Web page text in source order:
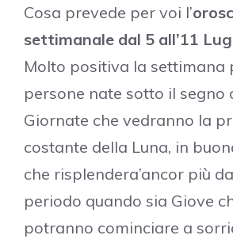
Cosa prevede per voi l’
settimanale dal 5 all’11
Molto positiva la settimana
persone nate sotto il segno
Giornate che vedranno la
costante della Luna, in
che risplendera’ancor più
periodo quando sia Giove
potranno cominciare a